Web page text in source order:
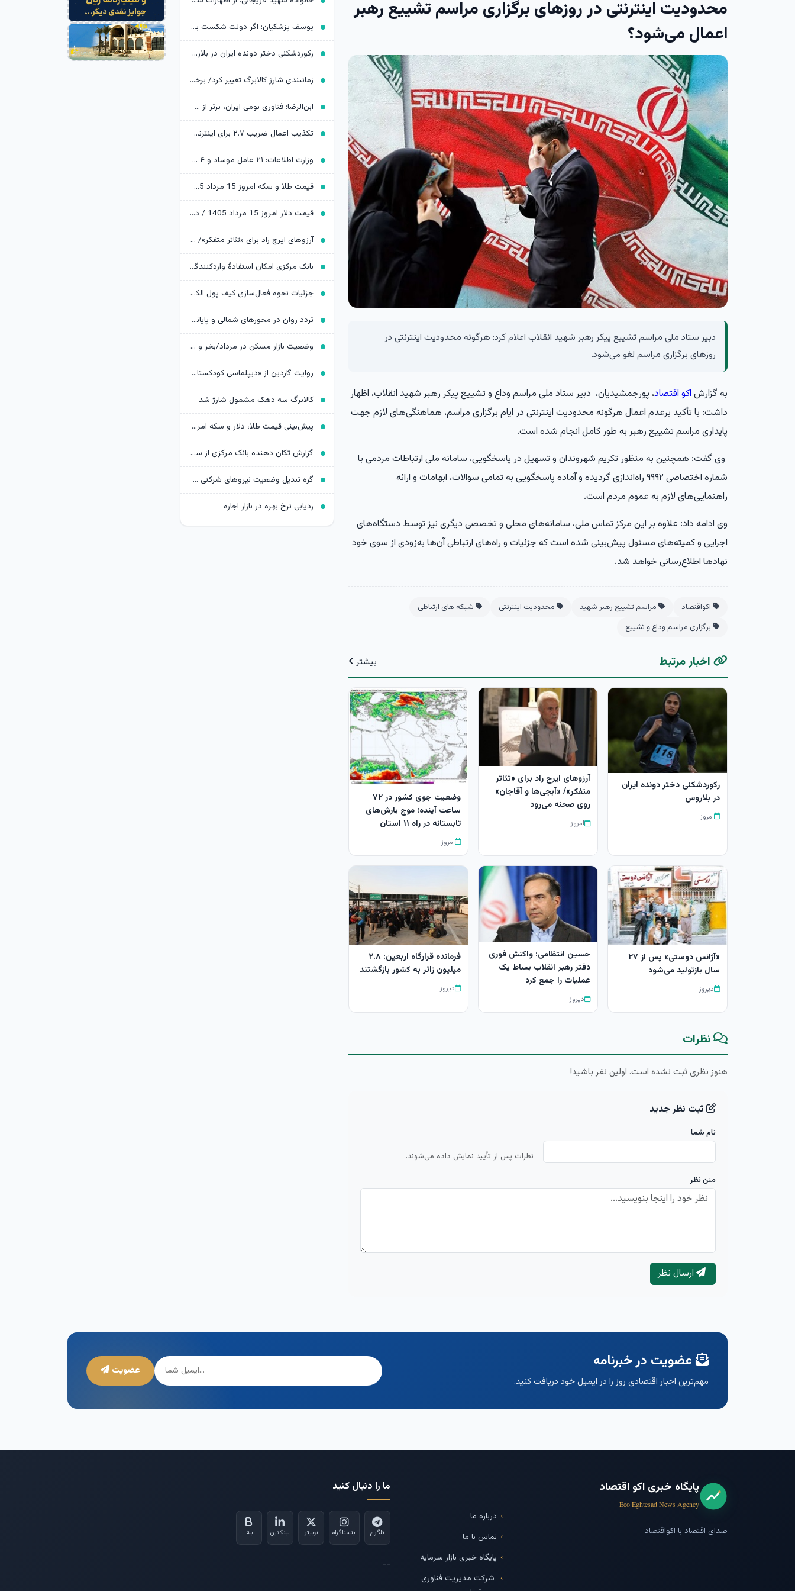
محدودیت اینترنتی در روزهای برگزاری مراسم تشییع رهبر
اعمال می‌شود؟
دبیر ستاد ملی مراسم تشییع پیکر رهبر شهید انقلاب اعلام کرد: هرگونه محدودیت اینترنتی در
روزهای برگزاری مراسم لغو می‌شود.
به گزارشاکو اقتصاد، پورجمشیدیان، دبیر ستاد ملی مراسم وداع و تشییع پیکر رهبر شهید انقلاب، اظهار
داشت: با تأکید برعدم اعمال هرگونه محدودیت اینترنتی در ایام برگزاری مراسم، هماهنگی‌های لازم جهت
پایداری مراسم تشییع رهبر به طور کامل انجام شده است.
وی گفت: همچنین به منظور تکریم شهروندان و تسهیل در پاسخگویی، سامانه ملی ارتباطات مردمی با
شماره اختصاصی ۹۹۹۲ راه‌اندازی گردیده و آماده پاسخگویی به تمامی سوالات، ابهامات و ارائه
راهنمایی‌های لازم به عموم مردم است.
وی ادامه داد: علاوه بر این مرکز تماس ملی، سامانه‌های محلی و تخصصی دیگری نیز توسط دستگاه‌های
اجرایی و کمیته‌های مسئول پیش‌بینی شده است که جزئیات و راه‌های ارتباطی آن‌ها به‌زودی از سوی خود
نهادها اطلاع‌رسانی خواهد شد.
اکواقتصاد مراسم تشییع رهبر شهید محدودیت اینترنتی
شبکه های ارتباطی
برگزاری مراسم وداع و تشییع
اخبار مرتبط بیشتر
رکوردشکنی دختر دونده ایران
در بلاروس
امروز
آرزوهای ایرج راد برای «تئاتر
متفکر»/ «آبجی‌ها و آقاجان»
روی صحنه می‌رود
امروز
وضعیت جوی کشور در ۷۲
ساعت آینده؛ موج بارش‌های
تابستانه در راه ۱۱ استان
امروز
«آژانس دوستی» پس از ۲۷
سال بازتولید می‌شود
دیروز
حسین انتظامی: واکنش فوری
دفتر رهبر انقلاب بساط یک
عملیات را جمع کرد
دیروز
فرمانده قرارگاه اربعین: ۲.۸
میلیون زائر به کشور بازگشتند
دیروز
نظرات
هنوز نظری ثبت نشده است. اولین نفر باشید!
ثبت نظر جدید
نام شما
نظرات پس از تأیید نمایش داده می‌شوند.
متن نظر
ارسال نظر
یوسف پزشکیان: اگر دولت شکست بخورد، ایران شکست می‌خورد
رکوردشکنی دختر دونده ایران در بلاروس
زمانبندی شارژ کالابرگ تغییر کرد/ برخی خانوارها اعتبار را ماه بعد دریافت می‌کنند
ابن‌الرضا: فناوری بومی ایران، برتر از هر سامانه وارداتی در منطقه است
تکذیب اعمال ضریب ۲.۷ برای اینترنت بین‌الملل از سوی سازمان تنظیم مقررات
وزارت اطلاعات: ۲۱ عامل موساد و ۴ عضو باندهای مسلح بازداشت شدند
قیمت طلا و سکه امروز 15 مرداد 1405/ فرمان بازار طلا به دست اونس جهانی افتاد
قیمت دلار امروز 15 مرداد 1405 / دلار ۴ هزار تومان ریخت
آرزوهای ایرج راد برای «تئاتر متفکر»/ «آبجی‌ها و آقاجان» روی صحنه می‌رود
بانک مرکزی امکان استفادۀ واردکنندگان دارو از اوراق گام را تا پایان امسال تمدید کرد
جزئیات نحوه فعال‌سازی کیف پول الکترونیک
تردد روان در محورهای شمالی و پایانه‌های مرزی اربعین
وضعیت بازار مسکن در مرداد/بخر و بفروش‌ها دست از کار کشیدند
روایت گاردین از «دیپلماسی کودکستانی» ترامپ در برابر ایران
کالابرگ سه دهک مشمول شارژ شد
پیش‌بینی قیمت طلا، دلار و سکه امروز 15 مرداد 1405/ بازار منتظر مذاکرات تنگه هرمز
گزارش تکان‌ دهنده بانک مرکزی از سفره ایرانی‌ها؛ تورم چگونه فقرا را فقیرتر کرد؟
گره تبدیل وضعیت نیروهای شرکتی / قانون مانع است یا پیمانکاران؟
ردیابی نرخ بهره در بازار اجاره
عضویت در خبرنامه
مهم‌ترین اخبار اقتصادی روز را در ایمیل خود دریافت کنید.
عضویت
پایگاه خبری اکو اقتصاد
Eco Eghtesad News Agency
صدای اقتصاد با اکواقتصاد
درباره ما
تماس با ما
پایگاه خبری بازار سرمایه
شرکت مدیریت فناوری
ما را دنبال کنید
تلگرام اینستاگرام توییتر لینکدین بله
--